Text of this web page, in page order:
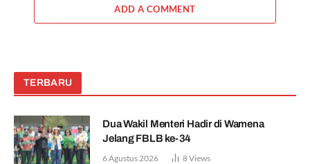
ADD A COMMENT
TERBARU
Dua Wakil Menteri Hadir di Wamena
Jelang FBLB ke-34
6 Agustus 2026 8Views